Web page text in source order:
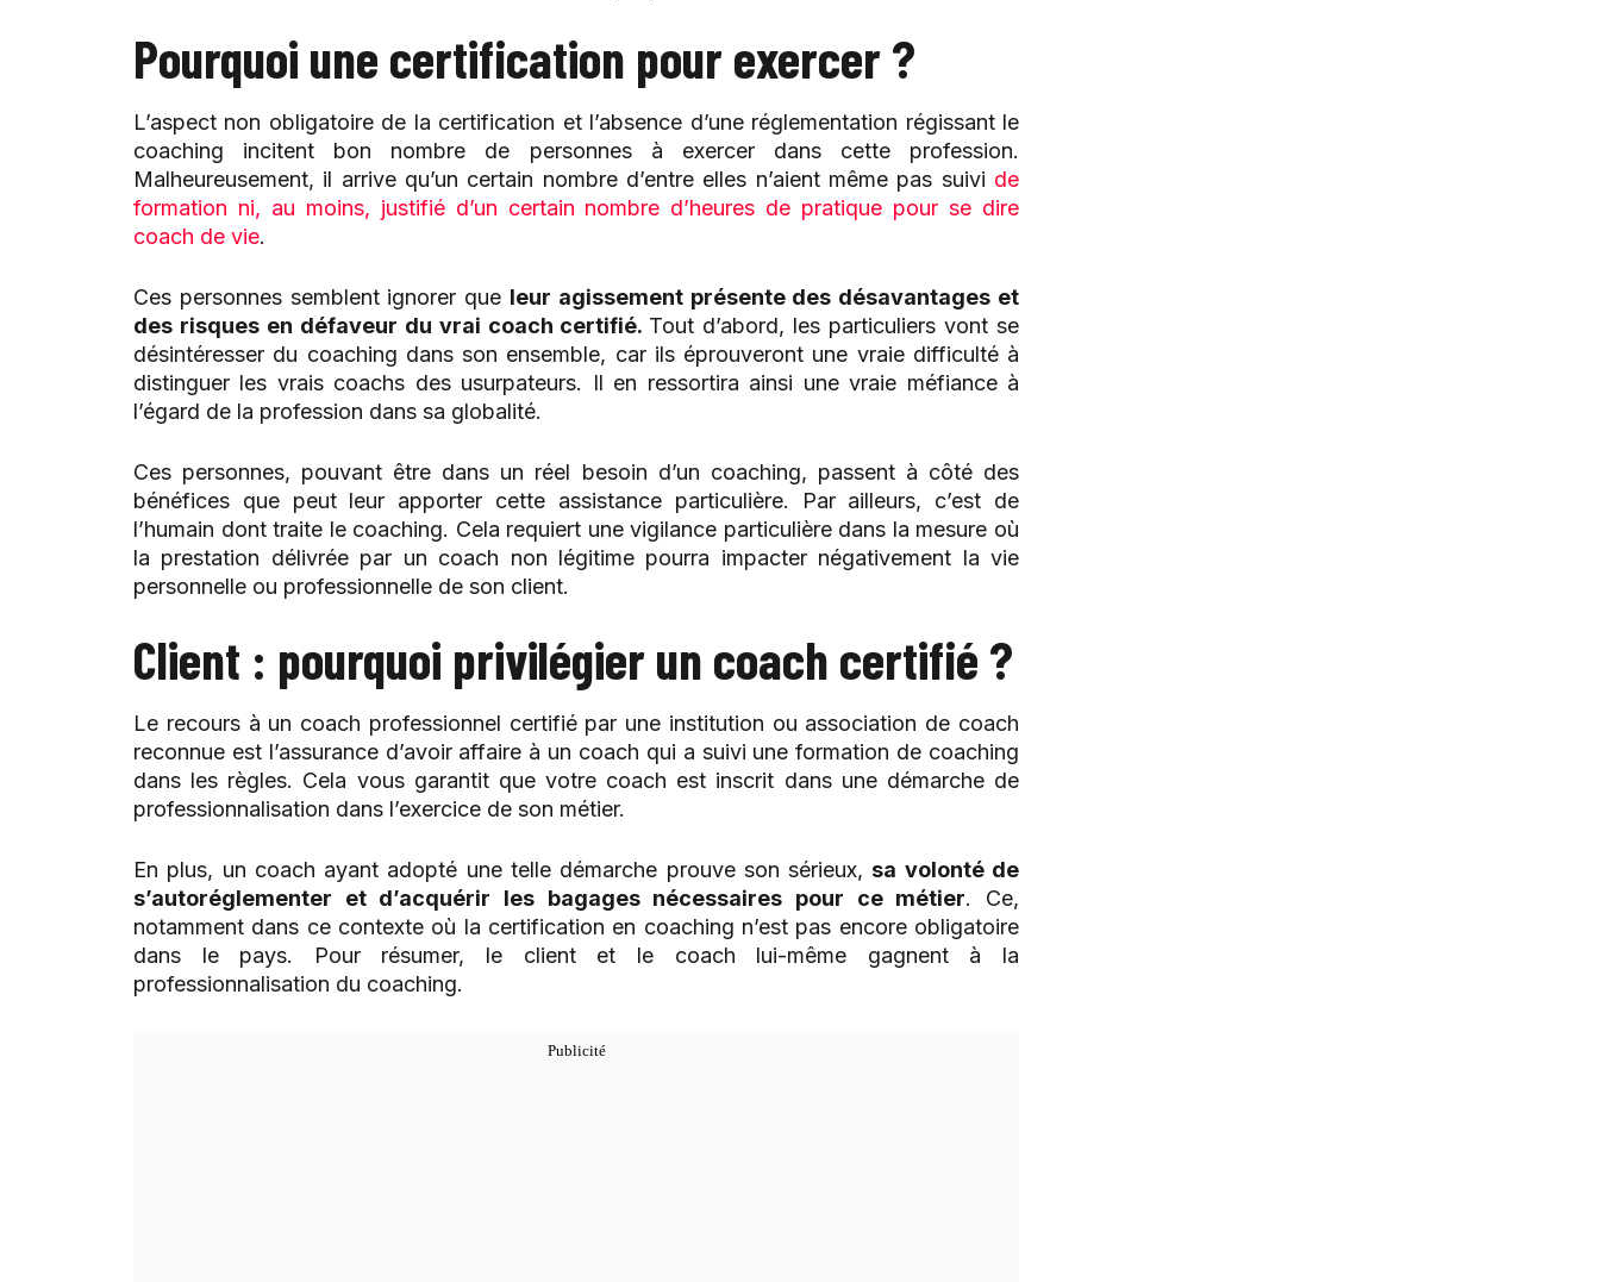
Pourquoi une certification pour exercer ?
L’aspect non obligatoire de la certification et l’absence d’une réglementation régissant le
coaching incitent bon nombre de personnes à exercer dans cette profession.
Malheureusement, il arrive qu’un certain nombre d’entre elles n’aient même pas suivi de
formation ni, au moins, justifié d’un certain nombre d’heures de pratique pour se dire
coach de vie.
Ces personnes semblent ignorer que leur agissement présente des désavantages et
des risques en défaveur du vrai coach certifié. Tout d’abord, les particuliers vont se
désintéresser du coaching dans son ensemble, car ils éprouveront une vraie difficulté à
distinguer les vrais coachs des usurpateurs. Il en ressortira ainsi une vraie méfiance à
l’égard de la profession dans sa globalité.
Ces personnes, pouvant être dans un réel besoin d’un coaching, passent à côté des
bénéfices que peut leur apporter cette assistance particulière. Par ailleurs, c’est de
l’humain dont traite le coaching. Cela requiert une vigilance particulière dans la mesure où
la prestation délivrée par un coach non légitime pourra impacter négativement la vie
personnelle ou professionnelle de son client.
Client : pourquoi privilégier un coach certifié ?
Le recours à un coach professionnel certifié par une institution ou association de coach
reconnue est l’assurance d’avoir affaire à un coach qui a suivi une formation de coaching
dans les règles. Cela vous garantit que votre coach est inscrit dans une démarche de
professionnalisation dans l’exercice de son métier.
En plus, un coach ayant adopté une telle démarche prouve son sérieux,sa volonté de
s’autoréglementer et d’acquérir les bagages nécessaires pour ce métier. Ce,
notamment dans ce contexte où la certification en coaching n’est pas encore obligatoire
dans le pays. Pour résumer, le client et le coach lui-même gagnent à la
professionnalisation du coaching.